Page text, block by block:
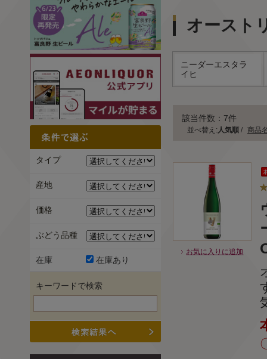
オースト
ニーダーエスタラ
イヒ
該当件数：7件
並べ替え: 人気順 / 商品
お気に入りに追加
タイプ
産地
価格
ぶどう品種
在庫 在庫あり
キーワードで検索